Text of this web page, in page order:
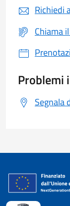
Richiedi
Chiama
Problemi
Segnala